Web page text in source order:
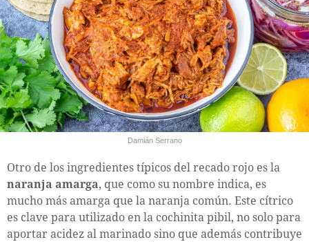
Damián Serrano
Otro de los ingredientes típicos del recado rojo es la
naranja amarga, que como su nombre indica, es
mucho más amarga que la naranja común. Este cítrico
es clave para utilizado en la cochinita pibil, no solo para
aportar acidez al marinado sino que además contribuye